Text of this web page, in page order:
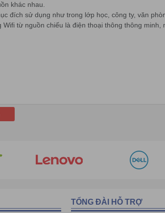
khác nhau.
đích sử dụng như trong lớp học, công ty, văn
từ nguồn chiếu là điện thoại thông thông minh,
TỔNG ĐÀI HỖ TRỢ